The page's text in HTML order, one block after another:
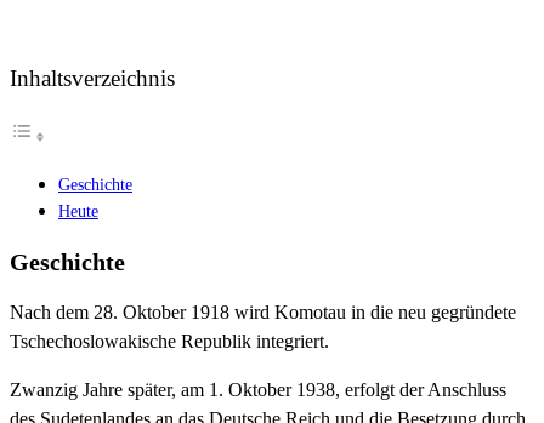
Inhaltsverzeichnis
Geschichte
Heute
Geschichte
Nach dem 28. Oktober 1918 wird Komotau in die neu gegründete
Tschechoslowakische Republik integriert.
Zwanzig Jahre später, am 1. Oktober 1938, erfolgt der Anschluss